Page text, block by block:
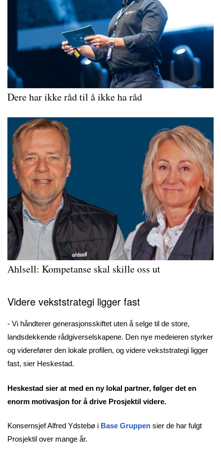
Dere har ikke råd til å ikke ha råd
Ahlsell: Kompetanse skal skille oss ut
Videre vekststrategi ligger fast
- Vi håndterer generasjonsskiftet uten å selge til de store,
landsdekkende rådgiverselskapene. Den nye medeieren styrker
og viderefører den lokale profilen, og videre vekststrategi ligger
fast, sier Heskestad.
Heskestad sier at med en ny lokal partner, følger det en
enorm motivasjon for å drive Prosjektil videre.
Konsernsjef Alfred Ydstebø i Base Gruppen sier de har fulgt
Prosjektil over mange år.